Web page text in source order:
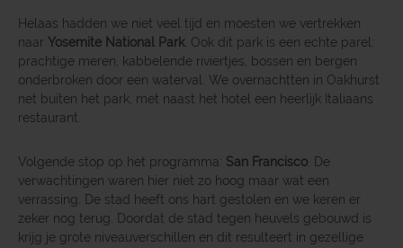
Helaas hadden we niet veel tijd en moesten we vertrekken
naar Yosemite National Park . Ook dit park is een echte parel:
prachtige meren, kabbelende riviertjes, bossen en bergen
onderbroken door een waterval. We overnachtten in Oakhurst
net buiten het park, met naast het hotel een heerlijk Italiaans
restaurant.
Volgende stop op het programma: San Francisco . De
verwachtingen waren hier niet zo hoog maar wat een
verrassing. De stad heeft ons hart gestolen en we keren er
zeker nog terug. Doordat de stad tegen heuvels gebouwd is
krijg je grote niveauverschillen en dit resulteert in gezellige